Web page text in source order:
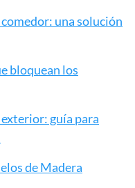
una solución
bloquean los
guía para
de Madera